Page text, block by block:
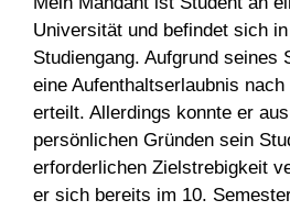
Universität und befindet sich
Studiengang. Aufgrund seines
eine Aufenthaltserlaubnis nach
erteilt. Allerdings konnte er
persönlichen Gründen sein
erforderlichen Zielstrebigkeit
er sich bereits im 10.